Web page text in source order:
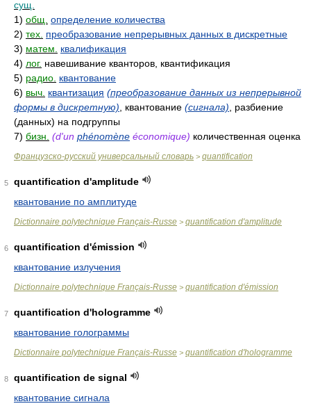
сущ.
1) общ. определение количества
2) тех. преобразование непрерывных данных в дискретные
3) матем.
квалификация
4) лог. навешивание кванторов, квантификация
5) радио. квантование
6) выч. квантизация (преобразование данных из непрерывной
формы в дискретную) , квантование (сигнала) , разбиение
(данных) на подгруппы
7) бизн. (d'un phénomène économique) количественная оценка
Французско-русский универсальный словарь > quantification
5
quantification d'amplitude
квантование по амплитуде
Dictionnaire polytechnique Français-Russe > quantification d'amplitude
6
quantification d'émission
квантование излучения
Dictionnaire polytechnique Français-Russe > quantification d'émission
7
quantification d'hologramme
квантование голограммы
Dictionnaire polytechnique Français-Russe > quantification d'hologramme
8
quantification de signal
квантование сигнала